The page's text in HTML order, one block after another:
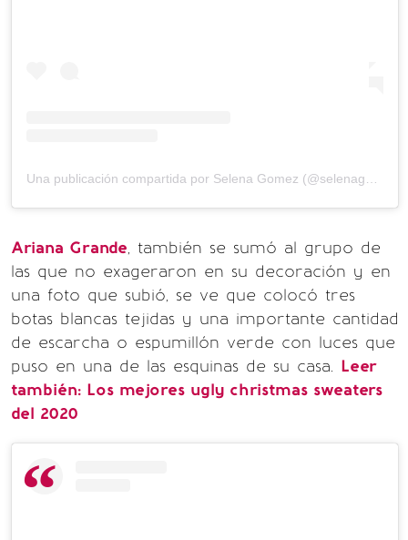
Ariana Grande, también se sumó al grupo de
las que no exageraron en su decoración y en
una foto que subió, se ve que colocó tres
botas blancas tejidas y una importante cantidad
de escarcha o espumillón verde con luces que
puso en una de las esquinas de su casa. Leer
también: Los mejores ugly christmas sweaters
del 2020